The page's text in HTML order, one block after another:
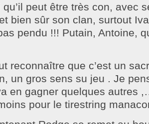
qu’il peut être très con, avec
bien sûr son clan, surtout
pendu !!! Putain, Antoine,
reconnaître que c’est un
un gros sens su jeu . Je
en gagner quelques autres
pour le tirestring